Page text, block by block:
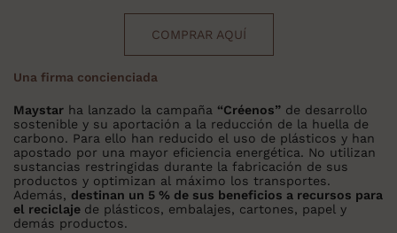
COMPRAR AQUÍ
Una firma concienciada
Maystar ha lanzado la campaña “Créenos” de desarrollo
sostenible y su aportación a la reducción de la huella de
carbono. Para ello han reducido el uso de plásticos y han
apostado por una mayor eficiencia energética. No utilizan
sustancias restringidas durante la fabricación de sus
productos y optimizan al máximo los transportes.
Además, destinan un 5 % de sus beneficios a recursos para
el reciclaje de plásticos, embalajes, cartones, papel y
demás productos.